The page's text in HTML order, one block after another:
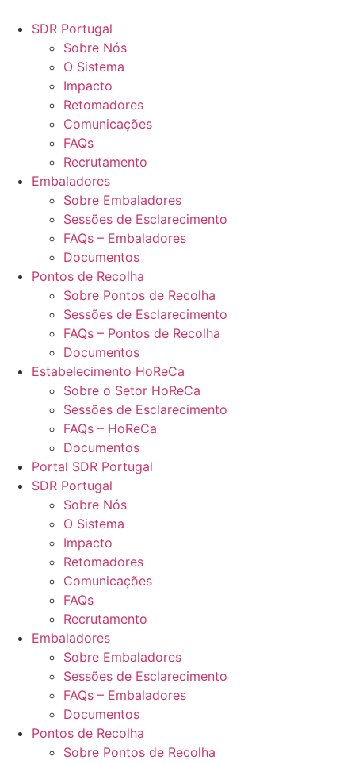
para
conteúdo
SDR Portugal
Sobre Nós
O Sistema
Impacto
Retomadores
Comunicações
FAQs
Recrutamento
Embaladores
Sobre Embaladores
Sessões de Esclarecimento
FAQs – Embaladores
Documentos
Pontos de Recolha
Sobre Pontos de Recolha
Sessões de Esclarecimento
FAQs – Pontos de Recolha
Documentos
Estabelecimento HoReCa
Sobre o Setor HoReCa
Sessões de Esclarecimento
FAQs – HoReCa
Documentos
Portal SDR Portugal
SDR Portugal
Sobre Nós
O Sistema
Impacto
Retomadores
Comunicações
FAQs
Recrutamento
Embaladores
Sobre Embaladores
Sessões de Esclarecimento
FAQs – Embaladores
Documentos
Pontos de Recolha
Sobre Pontos de Recolha